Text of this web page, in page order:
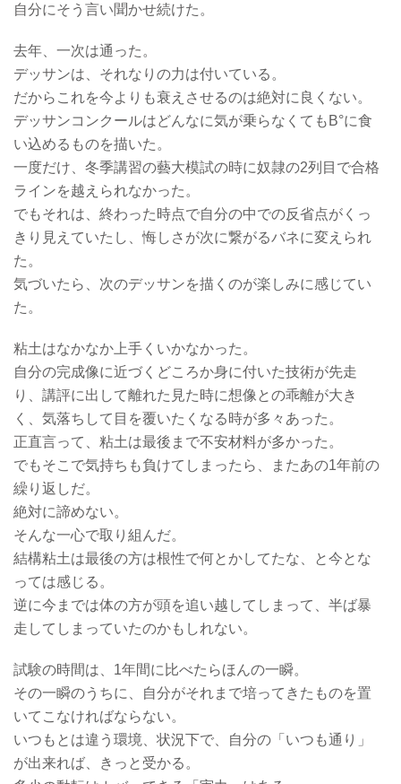
自分にそう言い聞かせ続けた。
去年、一次は通った。
デッサンは、それなりの力は付いている。
だからこれを今よりも衰えさせるのは絶対に良くない。
デッサンコンクールはどんなに気が乗らなくてもB°に食
い込めるものを描いた。
一度だけ、冬季講習の藝大模試の時に奴隷の2列目で合格
ラインを越えられなかった。
でもそれは、終わった時点で自分の中での反省点がくっ
きり見えていたし、悔しさが次に繋がるバネに変えられ
た。
気づいたら、次のデッサンを描くのが楽しみに感じてい
た。
粘土はなかなか上手くいかなかった。
自分の完成像に近づくどころか身に付いた技術が先走
り、講評に出して離れた見た時に想像との乖離が大き
く、気落ちして目を覆いたくなる時が多々あった。
正直言って、粘土は最後まで不安材料が多かった。
でもそこで気持ちも負けてしまったら、またあの1年前の
繰り返しだ。
絶対に諦めない。
そんな一心で取り組んだ。
結構粘土は最後の方は根性で何とかしてたな、と今とな
っては感じる。
逆に今までは体の方が頭を追い越してしまって、半ば暴
走してしまっていたのかもしれない。
試験の時間は、1年間に比べたらほんの一瞬。
その一瞬のうちに、自分がそれまで培ってきたものを置
いてこなければならない。
いつもとは違う環境、状況下で、自分の「いつも通り」
が出来れば、きっと受かる。